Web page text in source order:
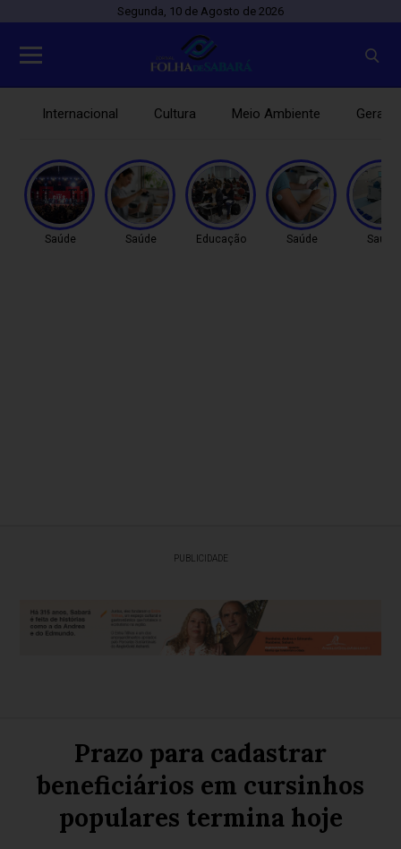
Segunda, 10 de Agosto de 2026
Internacional Cultura Meio Ambiente Gerais
Saúde Saúde Educação Saúde Saúde
PUBLICIDADE
Prazo para cadastrar
beneficiários em cursinhos
populares termina hoje